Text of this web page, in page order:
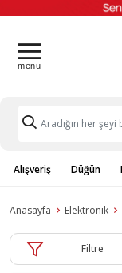
Alışveriş Düğün
Anasayfa Elektronik
Filtre